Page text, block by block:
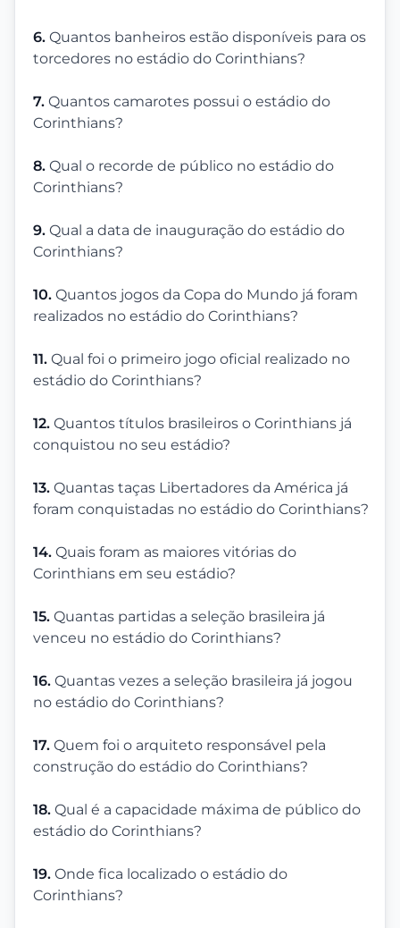
6. Quantos banheiros estão disponíveis para os
torcedores no estádio do Corinthians?
7. Quantos camarotes possui o estádio do
Corinthians?
8. Qual o recorde de público no estádio do
Corinthians?
9. Qual a data de inauguração do estádio do
Corinthians?
10. Quantos jogos da Copa do Mundo já foram
realizados no estádio do Corinthians?
11. Qual foi o primeiro jogo oficial realizado no
estádio do Corinthians?
12. Quantos títulos brasileiros o Corinthians já
conquistou no seu estádio?
13. Quantas taças Libertadores da América já
foram conquistadas no estádio do Corinthians?
14. Quais foram as maiores vitórias do
Corinthians em seu estádio?
15. Quantas partidas a seleção brasileira já
venceu no estádio do Corinthians?
16. Quantas vezes a seleção brasileira já jogou
no estádio do Corinthians?
17. Quem foi o arquiteto responsável pela
construção do estádio do Corinthians?
18. Qual é a capacidade máxima de público do
estádio do Corinthians?
19. Onde fica localizado o estádio do
Corinthians?